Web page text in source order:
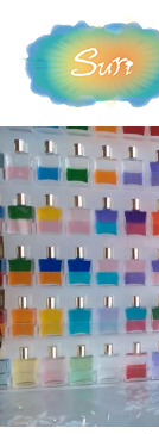
コ
ン
テ
ン
ツ
へ
移
動